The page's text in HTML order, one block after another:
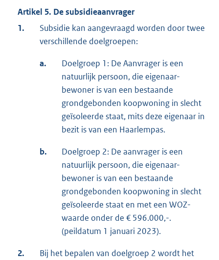
Artikel 5. De subsidieaanvrager
1.
Subsidie kan aangevraagd worden door twee
verschillende doelgroepen:
a.
Doelgroep 1: De Aanvrager is een
natuurlijk persoon, die eigenaar-
bewoner is van een bestaande
grondgebonden koopwoning in slecht
geïsoleerde staat, mits deze eigenaar in
bezit is van een Haarlempas.
b.
Doelgroep 2: De aanvrager is een
natuurlijk persoon, die eigenaar-
bewoner is van een bestaande
grondgebonden koopwoning in slecht
geïsoleerde staat en met een WOZ-
waarde onder de € 596.000,-.
(peildatum 1 januari 2023).
2.
Bij het bepalen van doelgroep 2 wordt het